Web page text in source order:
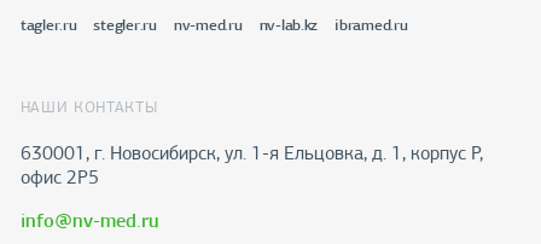
tagler.ru stegler.ru nv-med.ru nv-lab.kz ibramed.ru
НАШИ КОНТАКТЫ
630001, г. Новосибирск, ул. 1-я Ельцовка, д. 1, корпус Р,
офис 2Р5
info@nv-med.ru